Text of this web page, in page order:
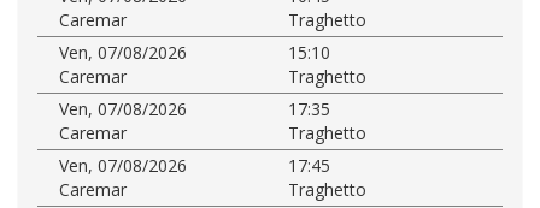
Caremar
Traghetto
Ven, 07/08/2026
15:10
Caremar
Traghetto
Ven, 07/08/2026
17:35
Caremar
Traghetto
Ven, 07/08/2026
17:45
Caremar
Traghetto